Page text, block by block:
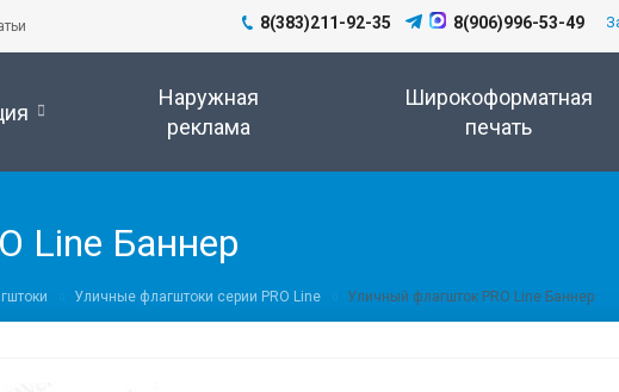
8(383)211-92-35 8(906)996-53-49
Наружная
реклама
Широкоформатная
печать
Line Баннер
Уличные флагштоки серии PRO Line Уличный флагшток PRO Line Баннер